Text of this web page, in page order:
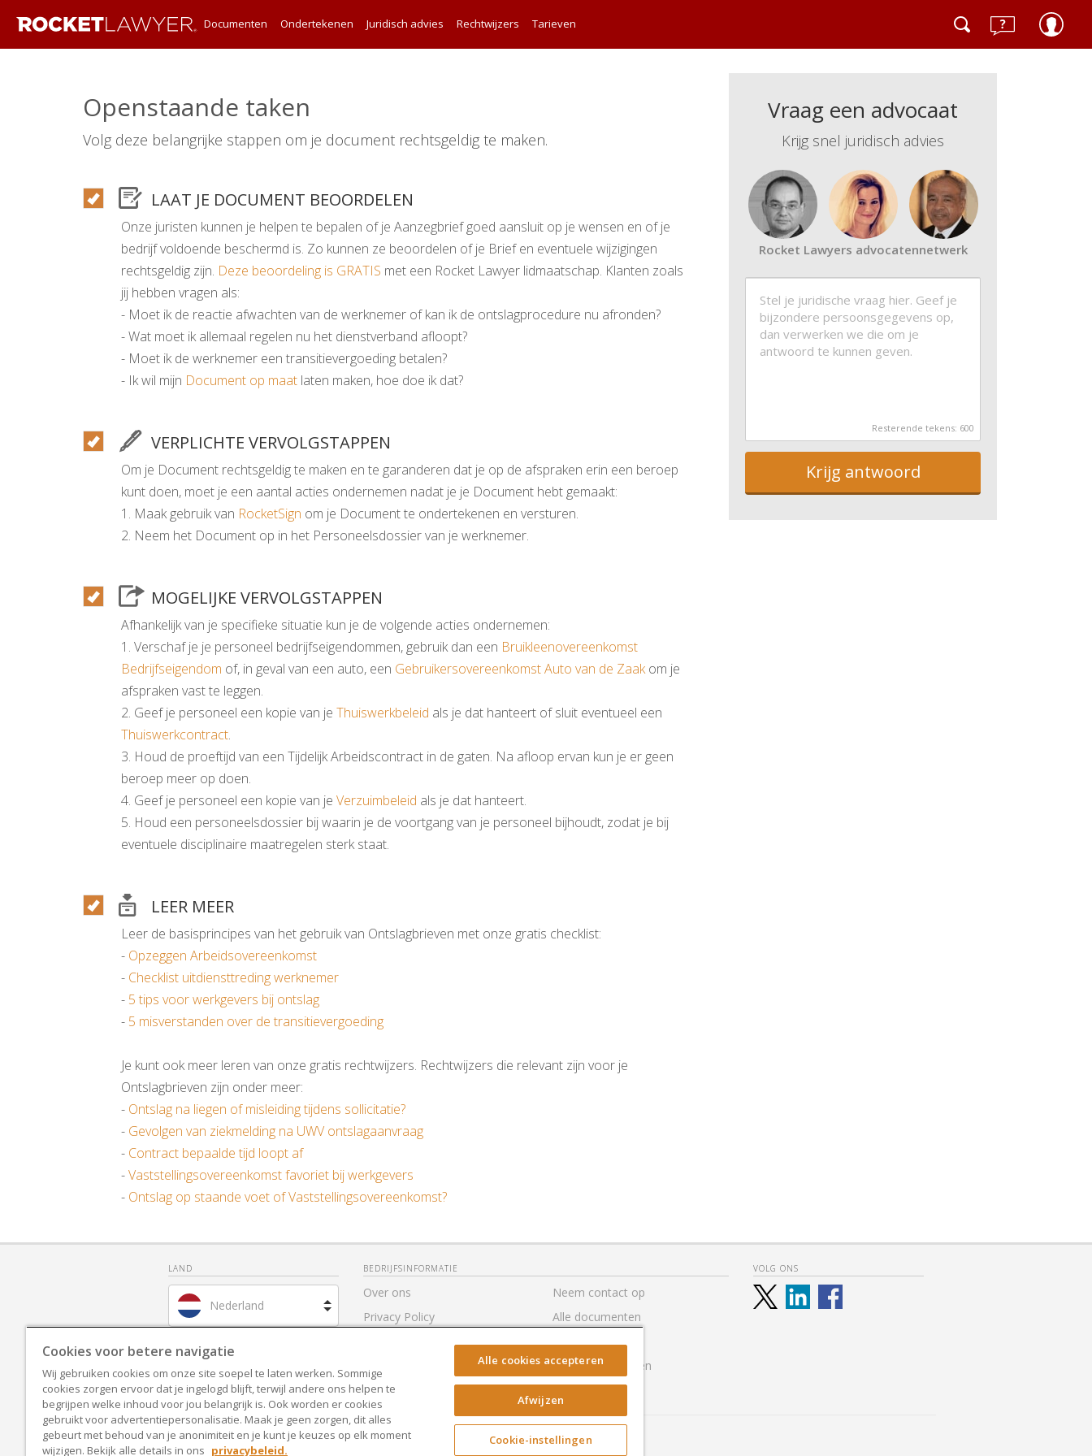
Documenten Ondertekenen Juridisch advies Rechtwijzers Tarieven
Openstaande taken
Volg deze belangrijke stappen om je document rechtsgeldig te maken.
LAAT JE DOCUMENT BEOORDELEN
Onze juristen kunnen je helpen te bepalen of je Aanzegbrief goed aansluit op je wensen en of je
bedrijf voldoende beschermd is. Zo kunnen ze beoordelen of je Brief en eventuele wijzigingen
rechtsgeldig zijn. Deze beoordeling is GRATIS met een Rocket Lawyer lidmaatschap. Klanten zoals
jij hebben vragen als:
- Moet ik de reactie afwachten van de werknemer of kan ik de ontslagprocedure nu afronden?
- Wat moet ik allemaal regelen nu het dienstverband afloopt?
- Moet ik de werknemer een transitievergoeding betalen?
- Ik wil mijn Document op maat laten maken, hoe doe ik dat?
VERPLICHTE VERVOLGSTAPPEN
Om je Document rechtsgeldig te maken en te garanderen dat je op de afspraken erin een beroep
kunt doen, moet je een aantal acties ondernemen nadat je je Document hebt gemaakt:
1. Maak gebruik van RocketSign om je Document te ondertekenen en versturen.
2. Neem het Document op in het Personeelsdossier van je werknemer.
MOGELIJKE VERVOLGSTAPPEN
Afhankelijk van je specifieke situatie kun je de volgende acties ondernemen:
1. Verschaf je je personeel bedrijfseigendommen, gebruik dan een Bruikleenovereenkomst
Bedrijfseigendom of, in geval van een auto, een Gebruikersovereenkomst Auto van de Zaakom je
afspraken vast te leggen.
2. Geef je personeel een kopie van je Thuiswerkbeleid als je dat hanteert of sluit eventueel een
Thuiswerkcontract.
3. Houd de proeftijd van een Tijdelijk Arbeidscontract in de gaten. Na afloop ervan kun je er geen
beroep meer op doen.
4. Geef je personeel een kopie van je Verzuimbeleid als je dat hanteert.
5. Houd een personeelsdossier bij waarin je de voortgang van je personeel bijhoudt, zodat je bij
eventuele disciplinaire maatregelen sterk staat.
LEER MEER
Leer de basisprincipes van het gebruik van Ontslagbrieven met onze gratis checklist:
- Opzeggen Arbeidsovereenkomst
- Checklist uitdiensttreding werknemer
- 5 tips voor werkgevers bij ontslag
- 5 misverstanden over de transitievergoeding
Je kunt ook meer leren van onze gratis rechtwijzers. Rechtwijzers die relevant zijn voor je
Ontslagbrieven zijn onder meer:
- Ontslag na liegen of misleiding tijdens sollicitatie?
- Gevolgen van ziekmelding na UWV ontslagaanvraag
- Contract bepaalde tijd loopt af
-Vaststellingsovereenkomst favoriet bij werkgevers
- Ontslag op staande voet of Vaststellingsovereenkomst?
Vraag een advocaat
Krijg snel juridisch advies
Rocket Lawyers advocatennetwerk
Resterende tekens: 600
Krijg antwoord
LAND
Nederland
Spanje
Frankrijk
Verenigd Koninkrijk
BEDRIJFSINFORMATIE
Over ons
Privacy Policy
Gebruiksvoorwaarden
RocketSign
Neem contact op
Alle documenten
Toegankelijkheid
Cookie-instellingen
VOLG ONS
Cookies voor betere navigatie
Wij gebruiken cookies om onze site soepel te laten werken. Sommige
cookies zorgen ervoor dat je ingelogd blijft, terwijl andere ons helpen te
begrijpen welke inhoud voor jou belangrijk is. Ook worden er cookies
gebruikt voor advertentiepersonalisatie. Maak je geen zorgen, dit alles
gebeurt met behoud van je anonimiteit en je kunt je keuzes op elk moment
wijzigen. Bekijk alle details in ons privacybeleid.
Alle cookies accepteren
Afwijzen
Cookie-instellingen